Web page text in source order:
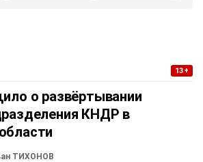
13+
о развёртывании
КНДР в
ТИХОНОВ